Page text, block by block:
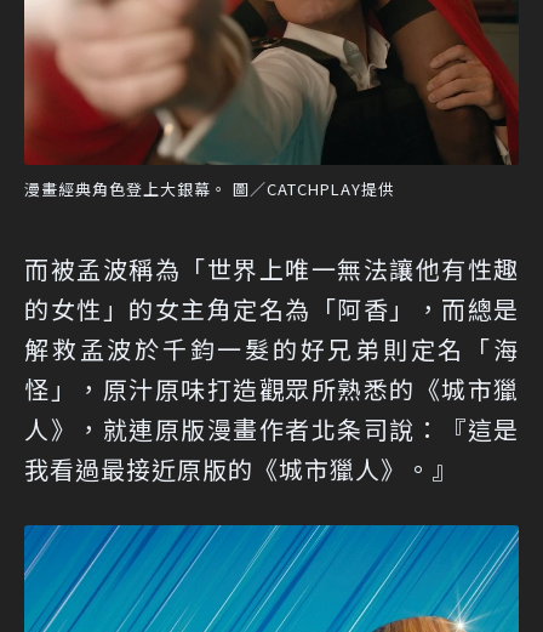
漫畫經典角色登上大銀幕。 圖／CATCHPLAY提供
而被孟波稱為「世界上唯一無法讓他有性趣
的女性」的女主角定名為「阿香」，而總是
解救孟波於千鈞一髮的好兄弟則定名「海
怪」，原汁原味打造觀眾所熟悉的《城市獵
人》，就連原版漫畫作者北条司說：『這是
我看過最接近原版的《城市獵人》。』